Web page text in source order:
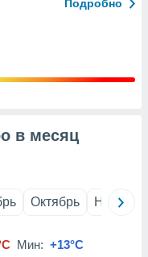
Подробно
в месяц
Октябрь Ноябрь
Мин: +13°C